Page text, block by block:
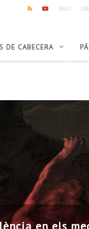
RSS YOUTUBE
INICI
DE CABECERA
en els